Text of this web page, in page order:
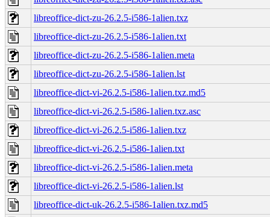
libreoffice-dict-zu-26.2.5-i586-1alien.txz
libreoffice-dict-zu-26.2.5-i586-1alien.txt
libreoffice-dict-zu-26.2.5-i586-1alien.meta
libreoffice-dict-zu-26.2.5-i586-1alien.lst
libreoffice-dict-vi-26.2.5-i586-1alien.txz.md5
libreoffice-dict-vi-26.2.5-i586-1alien.txz.asc
libreoffice-dict-vi-26.2.5-i586-1alien.txz
libreoffice-dict-vi-26.2.5-i586-1alien.txt
libreoffice-dict-vi-26.2.5-i586-1alien.meta
libreoffice-dict-vi-26.2.5-i586-1alien.lst
libreoffice-dict-uk-26.2.5-i586-1alien.txz.md5